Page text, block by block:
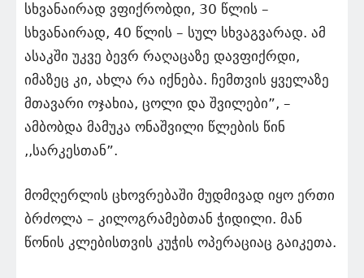
სხვანაირად ვფიქრობდი, 30 წლის –
სხვანაირად, 40 წლის – სულ სხვაგვარად. ამ
ასაკში უკვე ბევრ რაღაცაზე დავფიქრდი,
იმაზეც კი, ახლა რა იქნება. ჩემთვის ყველაზე
მთავარი ოჯახია, ცოლი და შვილები”, –
ამბობდა მამუკა ონაშვილი წლების წინ
,,სარკესთან”.
მომღერლის ცხოვრებაში მუდმივად იყო ერთი
ბრძოლა – კილოგრამებთან ჭიდილი. მან
წონის კლებისთვის კუჭის ოპერაციაც გაიკეთა.